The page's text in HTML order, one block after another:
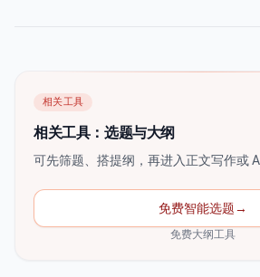
相关工具
相关工具：选题与大纲
可先筛题、搭提纲，再进入正文写作或
免费智能选题→
免费大纲工具